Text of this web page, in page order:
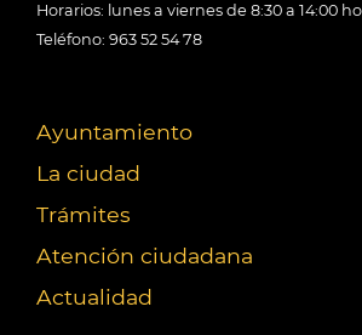
Horarios: lunes a viernes de 8:30 a 14:00
Teléfono: 963 52 54 78
Ayuntamiento
La ciudad
Trámites
Atención ciudadana
Actualidad